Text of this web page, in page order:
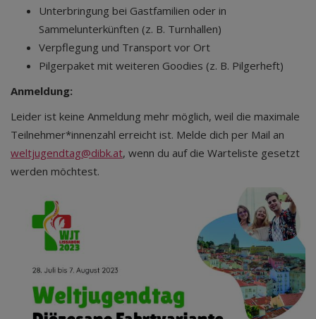
Unterbringung bei Gastfamilien oder in
Sammelunterkünften (z. B. Turnhallen)
Verpflegung und Transport vor Ort
Pilgerpaket mit weiteren Goodies (z. B. Pilgerheft)
Anmeldung:
Leider ist keine Anmeldung mehr möglich, weil die maximale
Teilnehmer*innenzahl erreicht ist. Melde dich per Mail an
weltjugendtag@dibk.at, wenn du auf die Warteliste gesetzt
werden möchtest.